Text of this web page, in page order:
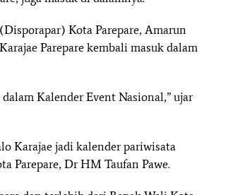
Kota Parepare, Amarun
Parepare kembali masuk dalam
Kalender Event Nasional,” ujar
Karajae jadi kalender pariwisata
Parepare, Dr HM Taufan Pawe.